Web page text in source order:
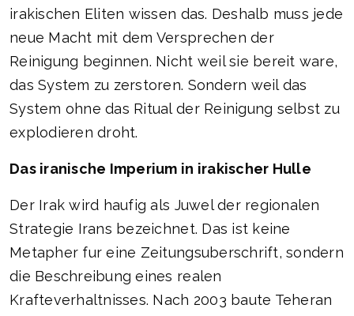
irakischen Eliten wissen das. Deshalb muss jede
neue Macht mit dem Versprechen der
Reinigung beginnen. Nicht weil sie bereit ware,
das System zu zerstoren. Sondern weil das
System ohne das Ritual der Reinigung selbst zu
explodieren droht.
Das iranische Imperium in irakischer Hulle
Der Irak wird haufig als Juwel der regionalen
Strategie Irans bezeichnet. Das ist keine
Metapher fur eine Zeitungsuberschrift, sondern
die Beschreibung eines realen
Krafteverhaltnisses. Nach 2003 baute Teheran